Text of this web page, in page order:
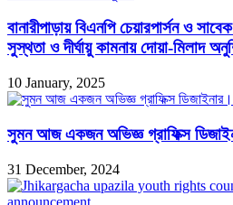
বানারীপাড়ায় বিএনপি চেয়ারপার্সন ও
সুস্থতা ও দীর্ঘায়ু কামনায় দোয়া-মিলাদ
10 January, 2025
সুমন আজ একজন অভিজ্ঞ গ্রাফিক্স
31 December, 2024